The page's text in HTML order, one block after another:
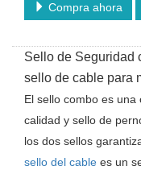
Compra ahora
Sello de Seguridad
sello de cable para
El sello combo es
calidad y sello de
los dos sellos
sello del cable es un